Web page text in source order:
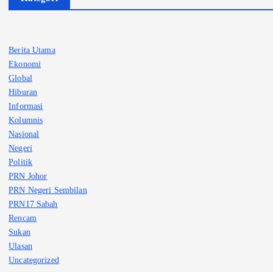
Berita Utama
Ekonomi
Global
Hiburan
Informasi
Kolumnis
Nasional
Negeri
Politik
PRN Johor
PRN Negeri Sembilan
PRN17 Sabah
Rencam
Sukan
Ulasan
Uncategorized